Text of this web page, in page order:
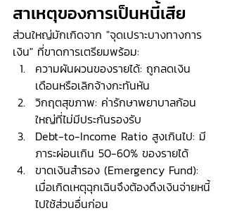
สาเหตุของการเป็นหนี้เสีย
ส่วนใหญ่มักเกิดจาก "จุดเปราะบางทางการ
เงิน" ที่ขาดการเตรียมพร้อม:
ความผันผวนของรายได้: ถูกลดเงิน
เดือนหรือเลิกจ้างกะทันหัน
วิกฤตสุขภาพ: ค่ารักษาพยาบาลก้อน
ใหญ่ที่ไม่มีประกันรองรับ
Debt-to-Income Ratio สูงเกินไป: มี
ภาระผ่อนเกิน 50-60% ของรายได้
ขาดเงินสำรอง (Emergency Fund):
เมื่อเกิดเหตุฉุกเฉินจึงต้องดึงเงินจ่ายหนี้
ไปใช้ส่วนอื่นก่อน